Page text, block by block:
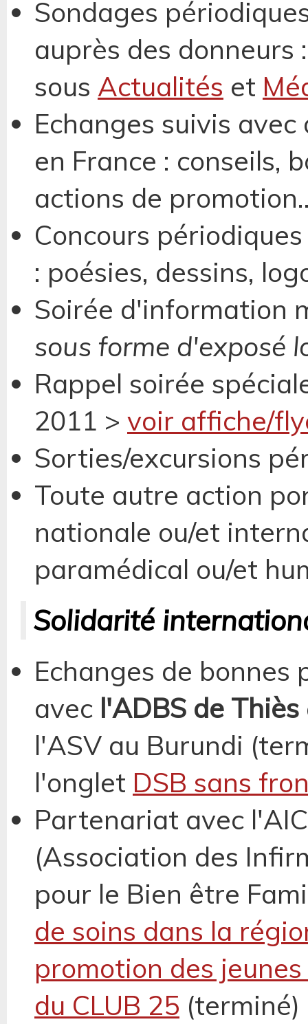
Sondages
auprès des donneurs
sous Actualités et
Echanges suivis
en France : conseils,
actions de
Concours
: poésies, dessins,
Soirée d'information
sous forme d'exposé
Rappel soirée
2011 > voir affiche/
Sorties/excursions
Toute autre action
nationale ou/et
paramédical ou/et
Solidarité
Echanges de
avec l'ADBS de Thiès
l'ASV au Burundi
l'onglet DSB sans
Partenariat avec
(Association des
pour le Bien être
de soins dans la
promotion des jeunes
du CLUB 25 (terminé)